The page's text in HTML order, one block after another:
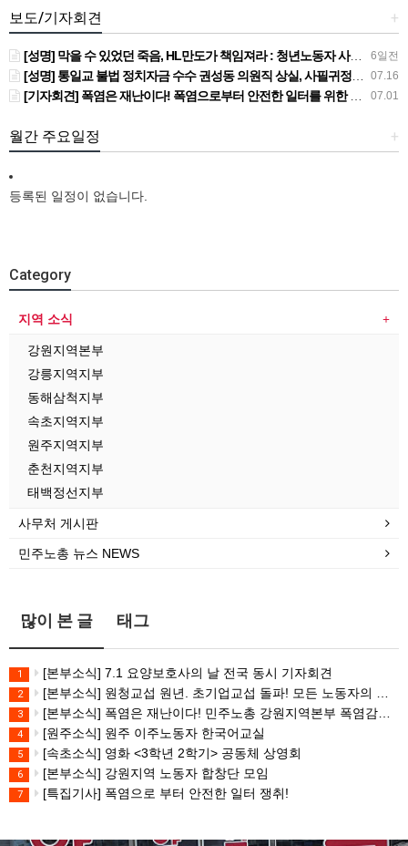
+
보도/기자회견
6일전
[성명] 막을 수 있었던 죽음, HL만도가 책임져라 : 청년노동자 사망사고의 철저한 진상규명과 재발방지 대책 마련하라
07.16
[성명] 통일교 불법 정치자금 수수 권성동 의원직 상실, 사필귀정이다
07.01
[기자회견] 폭염은 재난이다! 폭염으로부터 안전한 일터를 위한 민주노총 강원지역본부 폭염감시단 선포 기자회견
+
월간 주요일정
등록된 일정이 없습니다.
Category
지역 소식
강원지역본부
강릉지역지부
동해삼척지부
속초지역지부
원주지역지부
춘천지역지부
태백정선지부
사무처 게시판
민주노총 뉴스 NEWS
많이 본 글 태그
1 [본부소식] 7.1 요양보호사의 날 전국 동시 기자회견
2 [본부소식] 원청교섭 원년. 초기업교섭 돌파! 모든 노동자의 노동기본권 쟁취! 민주노총 7.15 총파업대회
3 [본부소식] 폭염은 재난이다! 민주노총 강원지역본부 폭염감시단 선포 기자회견
4 [원주소식] 원주 이주노동자 한국어교실
5 [속초소식] 영화 <3학년 2학기> 공동체 상영회
6 [본부소식] 강원지역 노동자 합창단 모임
7 [특집기사] 폭염으로 부터 안전한 일터 쟁취!